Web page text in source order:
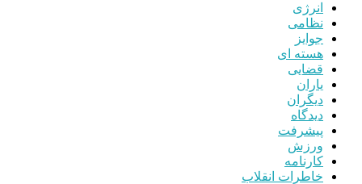
انرژی
نظامی
جوایز
هسته ای
قضایی
یاران
دیگران
دیدگاه
پیشرفت
ورزش
کارنامه
خاطرات انقلاب